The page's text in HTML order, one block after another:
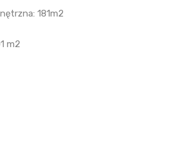
181m2
m2